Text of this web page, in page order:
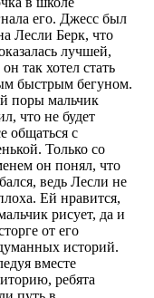
его. Джесс был
Лесли Берк, что
лучшей,
он так хотел стать
быстрым бегуном.
поры мальчик
что не будет
общаться с
Только со
он понял, что
ведь Лесли не
Ей нравится,
рисует, да и
от его
историй.
вместе
ребята